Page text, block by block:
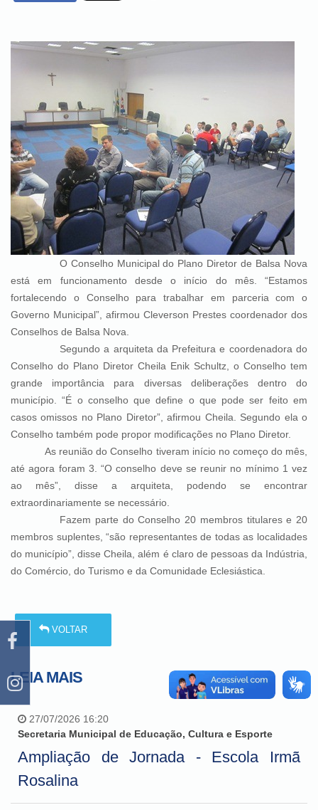
O Conselho Municipal do Plano Diretor de Balsa Nova
está em funcionamento desde o início do mês. “Estamos
fortalecendo o Conselho para trabalhar em parceria com o
Governo Municipal”, afirmou Cleverson Prestes coordenador dos
Conselhos de Balsa Nova.
Segundo a arquiteta da Prefeitura e coordenadora do
Conselho do Plano Diretor Cheila Enik Schultz, o Conselho tem
grande importância para diversas deliberações dentro do
município. “É o conselho que define o que pode ser feito em
casos omissos no Plano Diretor”, afirmou Cheila. Segundo ela o
Conselho também pode propor modificações no Plano Diretor.
As reunião do Conselho tiveram início no começo do mês,
até agora foram 3. “O conselho deve se reunir no mínimo 1 vez
ao mês”, disse a arquiteta, podendo se encontrar
extraordinariamente se necessário.
Fazem parte do Conselho 20 membros titulares e 20
membros suplentes, “são representantes de todas as localidades
do município”, disse Cheila, além é claro de pessoas da Indústria,
do Comércio, do Turismo e da Comunidade Eclesiástica.
VOLTAR
LEIA MAIS
27/07/2026 16:20
Secretaria Municipal de Educação, Cultura e Esporte
Ampliação de Jornada - Escola Irmã
Rosalina